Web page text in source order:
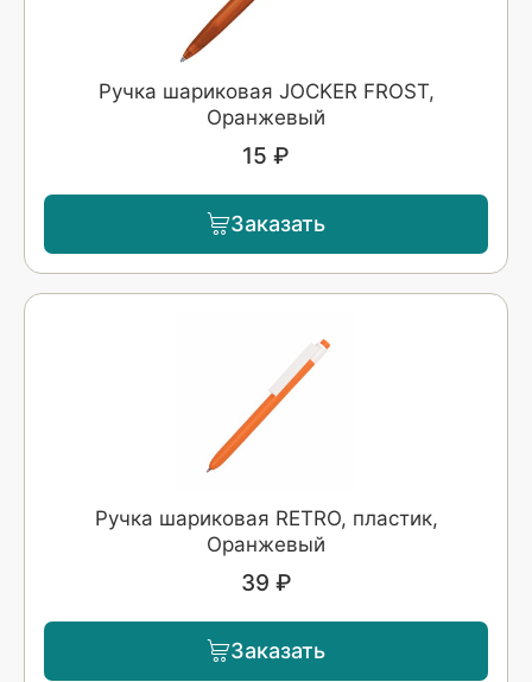
Ручка шариковая JOCKER FROST,
Оранжевый
15 ₽
Заказать
Ручка шариковая RETRO, пластик,
Оранжевый
39 ₽
Заказать